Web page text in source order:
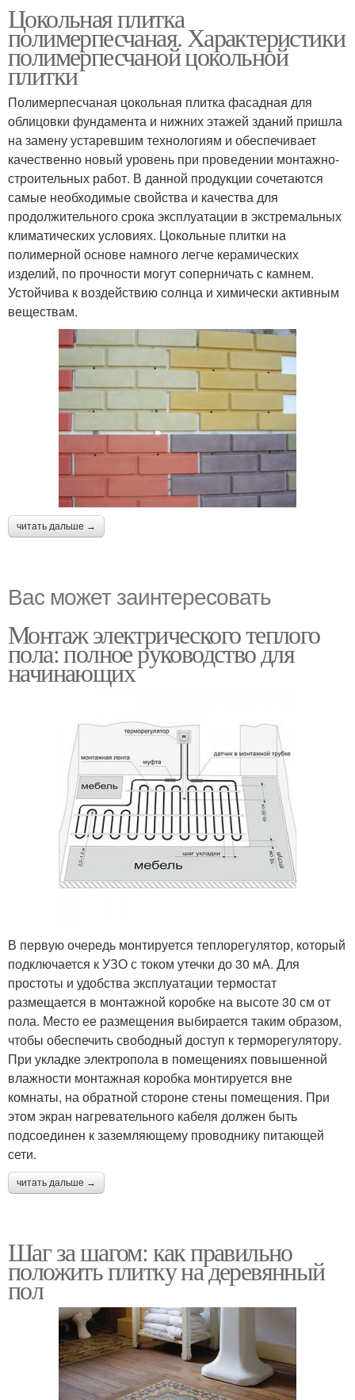
Цокольная плитка
полимерпесчаная. Характеристики
полимерпесчаной цокольной
плитки
Полимерпесчаная цокольная плитка фасадная для
облицовки фундамента и нижних этажей зданий пришла
на замену устаревшим технологиям и обеспечивает
качественно новый уровень при проведении монтажно-
строительных работ. В данной продукции сочетаются
самые необходимые свойства и качества для
продолжительного срока эксплуатации в экстремальных
климатических условиях. Цокольные плитки на
полимерной основе намного легче керамических
изделий, по прочности могут соперничать с камнем.
Устойчива к воздействию солнца и химически активным
веществам.
читать дальше →
Вас может заинтересовать
Монтаж электрического теплого
пола: полное руководство для
начинающих
В первую очередь монтируется теплорегулятор, который
подключается к УЗО с током утечки до 30 мА. Для
простоты и удобства эксплуатации термостат
размещается в монтажной коробке на высоте 30 см от
пола. Место ее размещения выбирается таким образом,
чтобы обеспечить свободный доступ к терморегулятору.
При укладке электропола в помещениях повышенной
влажности монтажная коробка монтируется вне
комнаты, на обратной стороне стены помещения. При
этом экран нагревательного кабеля должен быть
подсоединен к заземляющему проводнику питающей
сети.
читать дальше →
Шаг за шагом: как правильно
положить плитку на деревянный
пол